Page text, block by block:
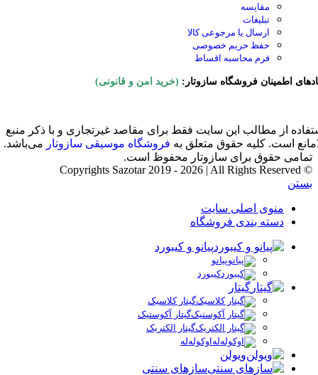
مقایسه
تبلیغات
ارسال یا مرجوعی کالا
حفظ حریم خصوصی
فرم محاسبه اقساط
اطمینان فروشگاه سازوتار: (خرید امن و قانونی)
از مطالب این سایت فقط برای مقاصد غیرتجاری و با ذکر منبع
است. کلیه حقوق متعلق به فروشگاه موسیقی سازوتار می‌باشد.
تمامی حقوق برای سازوتار محفوظ است.
© Copyrights Sazotar 2019 - 2026 | All Rights Reserved
بستن
منوی اصلی سایت
دسته بندی فروشگاه
پیانو و کیبورد
پیانو
کیبورد
گیتار
گیتار کلاسیک
گیتار آکوستیک
گیتار الکتریک
اوکوله‌له
ویولن
سازهای سنتی